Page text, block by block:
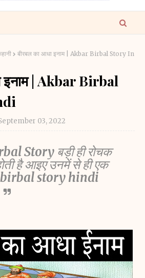
बीरबल का आधा इनाम | Akbar Birbal Story In
इनाम | Akbar Birbal
03, 2022
Story बड़ी ही रोचक
है आइए उनमें से ही एक
story hindi